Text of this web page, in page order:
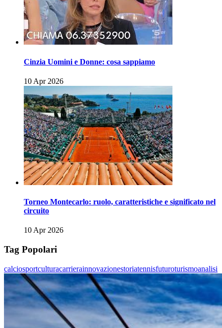
Cinzia Uomini e Donne: cosa sappiamo
10 Apr 2026
Torneo Montecarlo: ruolo, caratteristiche e significato nel
circuito
10 Apr 2026
Tag Popolari
calciosportculturacarrierainnovazionestoriatennisfuturoturismoanalisi